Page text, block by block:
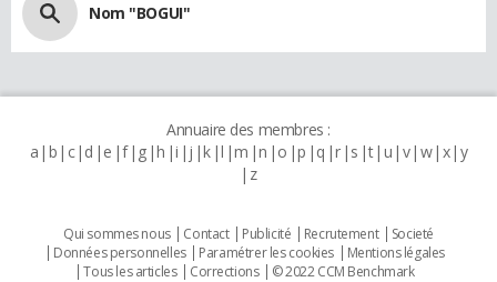
Nom "BOGUI"
Annuaire des membres :
a b c d e f g h i j k l m n o p q r s t u v w x y
z
Qui sommes nous Contact Publicité Recrutement
Societé
Données personnelles
Paramétrer les cookies
Mentions légales
Tous les articles
Corrections © 2022 CCM Benchmark